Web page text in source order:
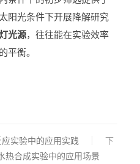
阳光条件下开展降解研究
光源，往往能在实验效率
平衡。
实验中的应用实践
下
热合成实验中的应用场景